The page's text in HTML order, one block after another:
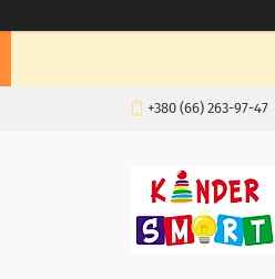
+380 (66) 263-97-47